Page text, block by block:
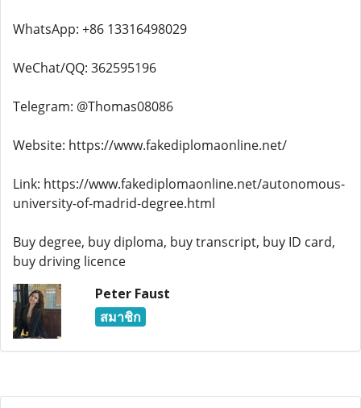
WhatsApp: +86 13316498029
WeChat/QQ: 362595196
Telegram: @Thomas08086
Website: https://www.fakediplomaonline.net/
Link: https://www.fakediplomaonline.net/autonomous-
university-of-madrid-degree.html
Buy degree, buy diploma, buy transcript, buy ID card,
buy driving licence
Peter Faust
สมาชิก